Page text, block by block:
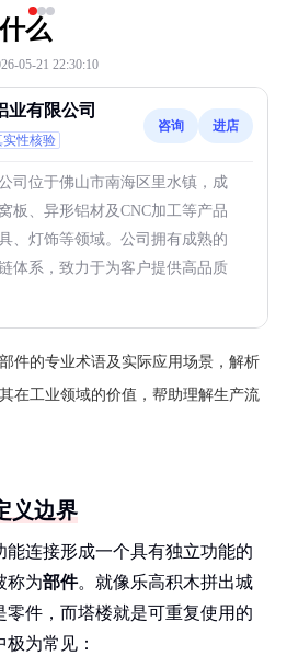
么
05-21 22:30:10
业有限公司
实性核验
咨询 进店
司位于佛山市南海区里水镇，成
板、异形铝材及CNC加工等产品
、灯饰等领域。公司拥有成熟的
体系，致力于为客户提供高品质
件的专业术语及实际应用场景，解析
在工业领域的价值，帮助理解生产流
义边界
能连接形成一个具有独立功能的
称为部件。就像乐高积木拼出城
件，而塔楼就是可重复使用的
为常见：